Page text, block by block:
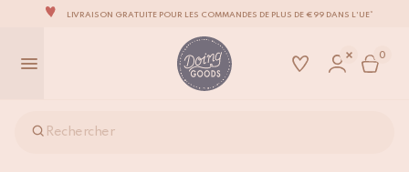
LIVRAISON GRATUITE POUR LES COMMANDES DE PLUS DE €99 DANS L'UE*
LA MARQUE D’ACCESSOIRES POUR LA MAISON LA PLUS ADORABLE DU MONDE
TOUS NOS PRODUITS SONT 100 % FAITS À LA MAIN
0
Rechercher